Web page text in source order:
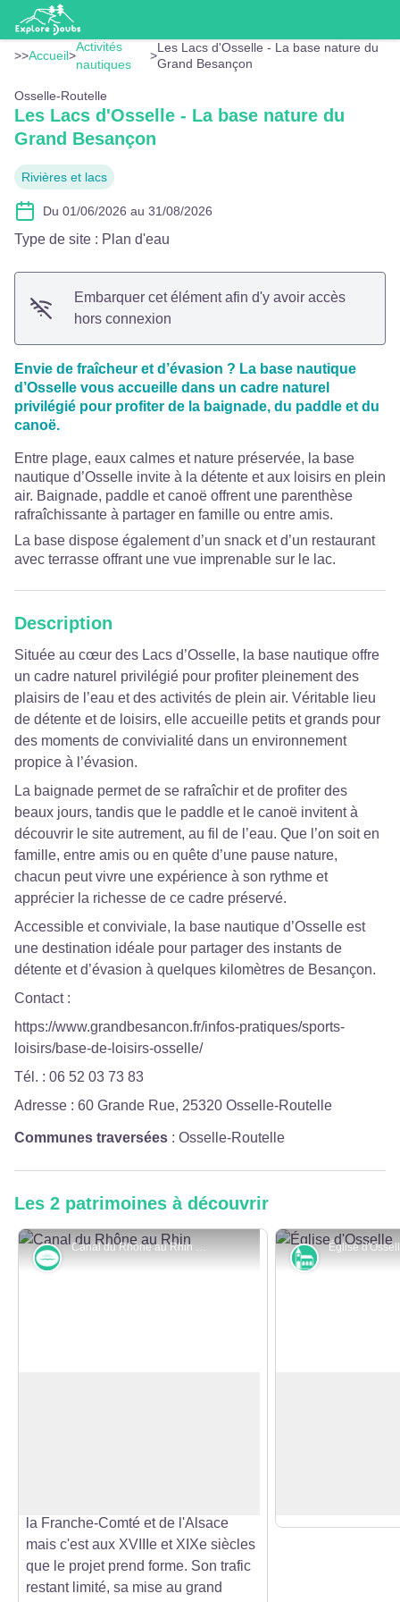
Les Lacs d'Osselle - La base nature du Grand Besançon
>>Accueil>
Activités
nautiques
>
Les Lacs d'Osselle - La base nature du
Grand Besançon
Osselle-Routelle
Les Lacs d'Osselle - La base nature du
Grand Besançon
Rivières et lacs
Du 01/06/2026 au 31/08/2026
Type de site : Plan d'eau
Embarquer cet élément afin d'y avoir accès
hors connexion
Envie de fraîcheur et d’évasion ? La base nautique
d’Osselle vous accueille dans un cadre naturel
privilégié pour profiter de la baignade, du paddle et du
canoë.
Entre plage, eaux calmes et nature préservée, la base
nautique d’Osselle invite à la détente et aux loisirs en plein
air. Baignade, paddle et canoë offrent une parenthèse
rafraîchissante à partager en famille ou entre amis.
La base dispose également d’un snack et d’un restaurant
avec terrasse offrant une vue imprenable sur le lac.
Description
Située au cœur des Lacs d’Osselle, la base nautique offre
un cadre naturel privilégié pour profiter pleinement des
plaisirs de l’eau et des activités de plein air. Véritable lieu
de détente et de loisirs, elle accueille petits et grands pour
des moments de convivialité dans un environnement
propice à l’évasion.
La baignade permet de se rafraîchir et de profiter des
beaux jours, tandis que le paddle et le canoë invitent à
découvrir le site autrement, au fil de l’eau. Que l’on soit en
famille, entre amis ou en quête d’une pause nature,
chacun peut vivre une expérience à son rythme et
apprécier la richesse de ce cadre préservé.
Accessible et conviviale, la base nautique d’Osselle est
une destination idéale pour partager des instants de
détente et d’évasion à quelques kilomètres de Besançon.
Contact :
https://www.grandbesancon.fr/infos-pratiques/sports-
loisirs/base-de-loisirs-osselle/
Tél. : 06 52 03 73 83
Adresse : 60 Grande Rue, 25320 Osselle-Routelle
Communes traversées : Osselle-Routelle
Les 2 patrimoines à découvrir
Canal du Rhône au Rhin - © Jean-Charles SEXE / Grand Besançon Métropole
Rivières et zones humides
la Franche-Comté et de l'Alsace
mais c'est aux XVIIIe et XIXe siècles
que le projet prend forme. Son trafic
restant limité, sa mise au grand
Monuments